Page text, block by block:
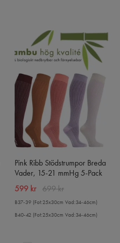
Pink Ribb Stödstrumpor Breda
Vader, 15-21 mmHg 5-Pack
599 kr 699 kr
B37-39 (Fot:25x30cm Vad:34-46cm)
B40-42 (Fot:25x30cm Vad:34-46cm)